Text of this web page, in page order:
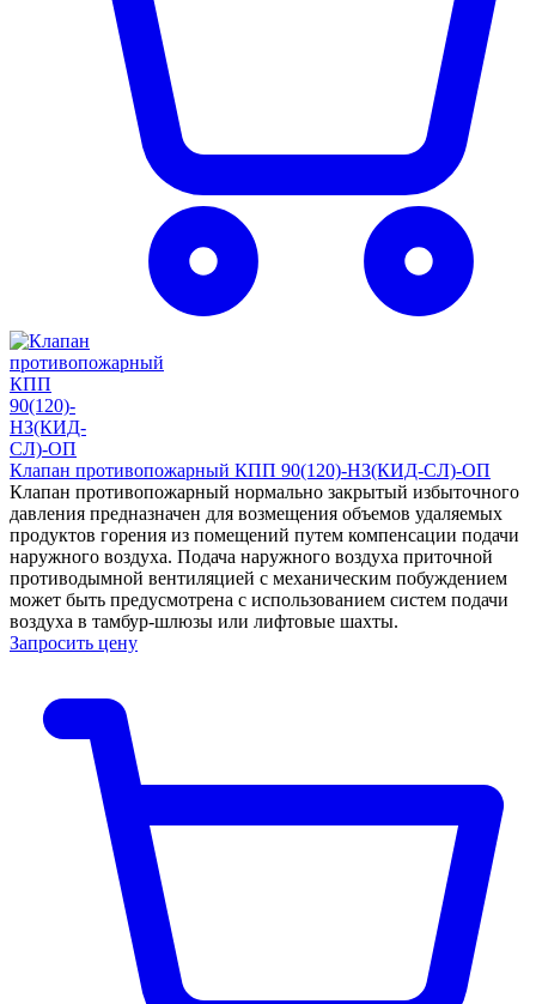
Клапан противопожарный КПП 90(120)-НЗ(КИД-СЛ)-ОП
Клапан противопожарный нормально закрытый избыточного
давления предназначен для возмещения объемов удаляемых
продуктов горения из помещений путем компенсации подачи
наружного воздуха. Подача наружного воздуха приточной
противодымной вентиляцией с механическим побуждением
может быть предусмотрена с использованием систем подачи
воздуха в тамбур-шлюзы или лифтовые шахты.
Запросить цену